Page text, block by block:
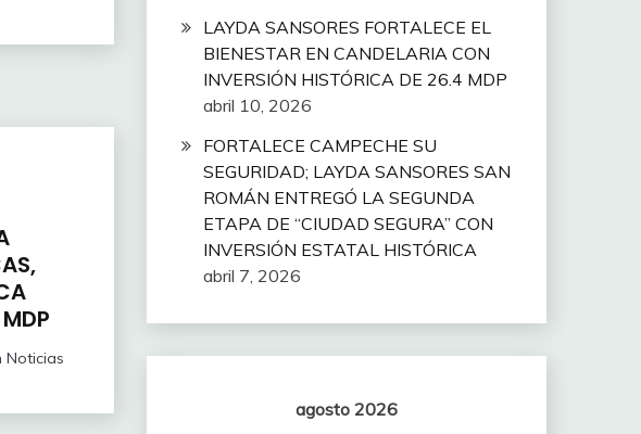
Noticias
LAYDA SANSORES FORTALECE EL
BIENESTAR EN CANDELARIA CON
INVERSIÓN HISTÓRICA DE 26.4 MDP
abril 10, 2026
FORTALECE CAMPECHE SU
SEGURIDAD; LAYDA SANSORES SAN
ROMÁN ENTREGÓ LA SEGUNDA
ETAPA DE “CIUDAD SEGURA” CON
INVERSIÓN ESTATAL HISTÓRICA
abril 7, 2026
agosto 2026